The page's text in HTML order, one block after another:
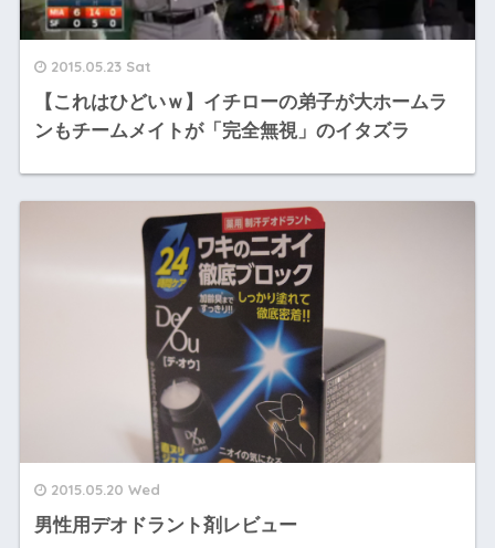
2015.05.23 Sat
【これはひどいｗ】イチローの弟子が大ホームラ
ンもチームメイトが「完全無視」のイタズラ
2015.05.20 Wed
男性用デオドラント剤レビュー